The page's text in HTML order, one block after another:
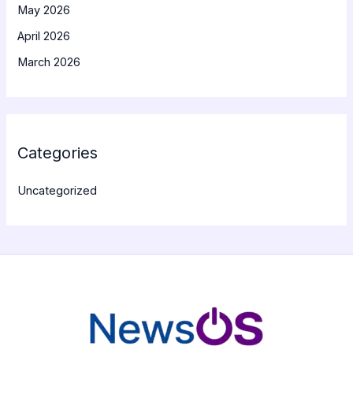
May 2026
April 2026
March 2026
Categories
Uncategorized